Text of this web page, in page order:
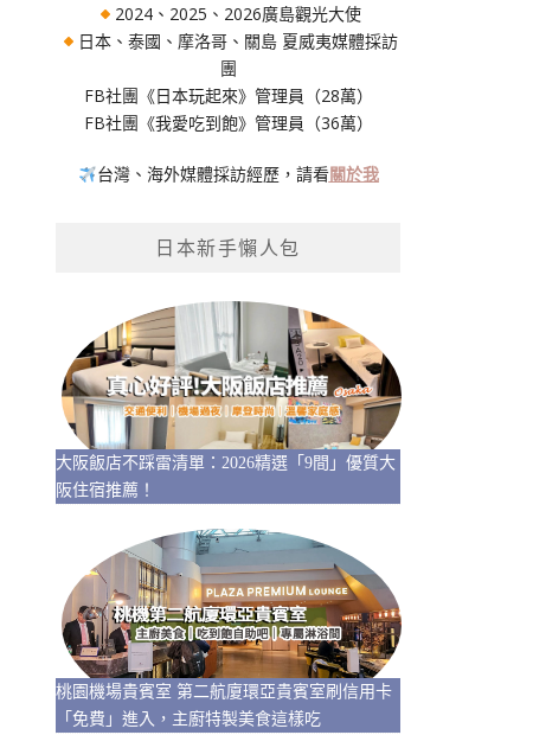
2024、2025、2026廣島觀光大使
日本、泰國、摩洛哥、關島 夏威夷媒體採訪
團
FB社團《日本玩起來》管理員（28萬）
FB社團《我愛吃到飽》管理員（36萬）
台灣、海外媒體採訪經歷，請看關於我
日本新手懶人包
大阪飯店不踩雷清單：2026精選「9間」優質大
阪住宿推薦！
桃園機場貴賓室 第二航廈環亞貴賓室刷信用卡
「免費」進入，主廚特製美食這樣吃